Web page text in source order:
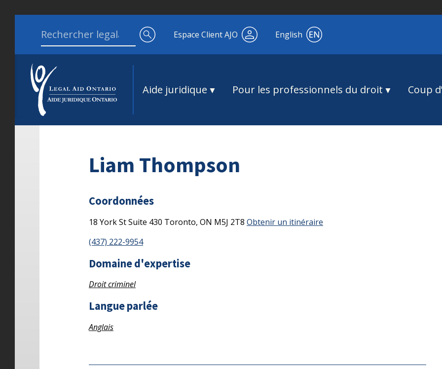
Search for:
Espace Client AJO English
Aide juridique Pour les professionnels du droit Coup
Liam Thompson
Coordonnées
18 York StSuite 430 Toronto, ON M5J 2T8 Obtenir un itinéraire
(437) 222-9954
Domaine d'expertise
Droit criminel
Langue parlée
Anglais